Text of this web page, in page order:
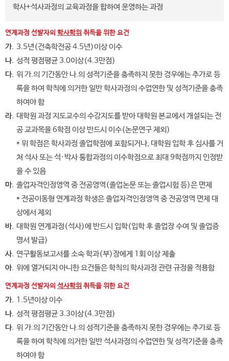
학사+석사과정의 교육과정을 합하여 운영하는 과정
연계과정 선발자의 학사학위 취득을 위한 요건
가. 3.5년(건축학전공 4.5년)이상 이수
나. 성적 평점평균 3.0이상(4.3만점)
다. 위 가.의 기간동안 나.의 성적기준을 충족하지 못한 경우에는 추가로 등
록을 하여 학칙에 의거한 일반 학사과정의 수업연한 및 성적기준을 충족
하여야 함
라. 대학원 과정 지도교수의 수강지도를 받아 대학원 본교에서 개설되는 전
공 교과목을 6학점 이상 반드시 이수(논문연구 제외)
* 위 학점은 학사과정 졸업학점에 포함되거나, 대학원 입학 후 심사를 거
쳐 석사 또는 석·박사 통합과정의 이수학점으로 최대 9학점까지 인정받
을 수 있음
마. 졸업자격인정영역 중 전공영역(졸업논문 또는 졸업시험 등)은 면제
* 전공이동형 연계과정 학생은 졸업자격인정영역 중 전공영역 면제 대
상에서 제외
바. 대학원 연계과정(석사)에 반드시 입학(입학 후 졸업장 수여 및 졸업증
명서 발급)
사. 연구활동보고서를 소속 학과(부)장에게 1회 이상 제출
아. 위에 열거되지 아니한 요건들은 학칙의 학사과정 관련 규정을 적용함
연계과정 선발자의 석사학위 취득을 위한 요건
가. 1.5년이상 이수
나. 성적 평점평균 3.3이상(4.3만점)
다. 위 가.의 기간동안 나.의 성적기준을 충족하지 못한 경우에는 추가로 등
록을 하여 학칙에 의거한 일반 석사과정의 수업연한 및 성적기준을 충족
하여야 함